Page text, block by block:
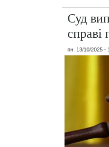
Суд
справі
пн, 13/10/2025 -